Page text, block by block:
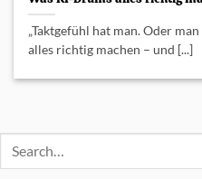
„Taktgefühl hat man. Oder
alles richtig machen – und [...]